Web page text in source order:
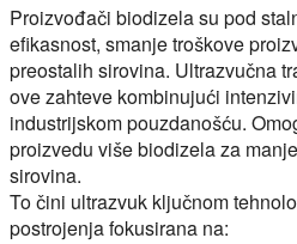
Proizvođači biodizela su pod
efikasnost, smanje troškove
preostalih sirovina. Ultrazvučna
ove zahteve kombinujući
industrijskom pouzdanošću.
proizvedu više biodizela za
sirovina.
To čini ultrazvuk ključnom
postrojenja fokusirana na: